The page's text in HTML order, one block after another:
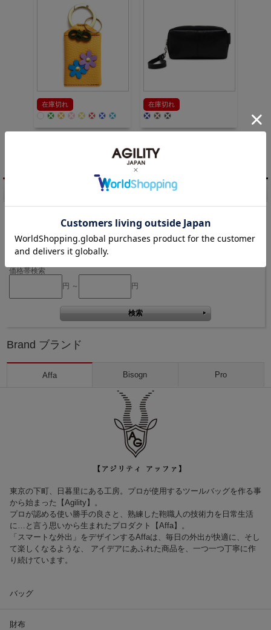
在庫切れ 在庫切れ
価格帯検索
円 ～
円
Brand ブランド
Affa Bisogn Pro
東京の下町、日暮里にある工房。プロが使用するツールバッグを作る事
から始まった【Agility】。
プロが認める使い勝手の良さと、熟練した鞄職人の技術力を日常生活
に…と言う思いから生まれたプロダクト【Affa】。
「スマートな外出」をデザインするAffaは、毎日の外出が快適に、そし
て楽しくなるような、 アイデアにあふれた商品を、一つ一つ丁寧に作
り続けています。
バッグ
財布